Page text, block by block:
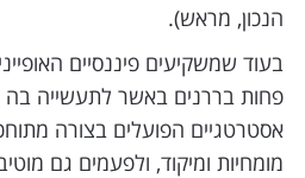
הנכון, מראש).
בעוד שמשקיעים פיננסיים
פחות בררנים באשר לתעשייה
אסטרטגיים הפועלים בצורה
מומחיות ומיקוד, ולפעמים גם